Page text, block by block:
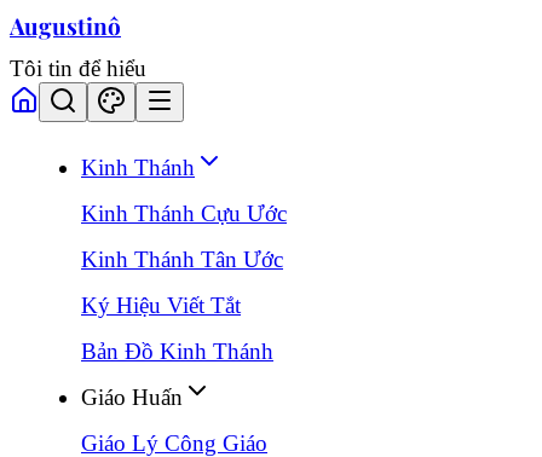
Augustinô
Tôi tin để hiểu
Kinh Thánh
Kinh Thánh Cựu Ước
Kinh Thánh Tân Ước
Ký Hiệu Viết Tắt
Bản Đồ Kinh Thánh
Giáo Huấn
Giáo Lý Công Giáo